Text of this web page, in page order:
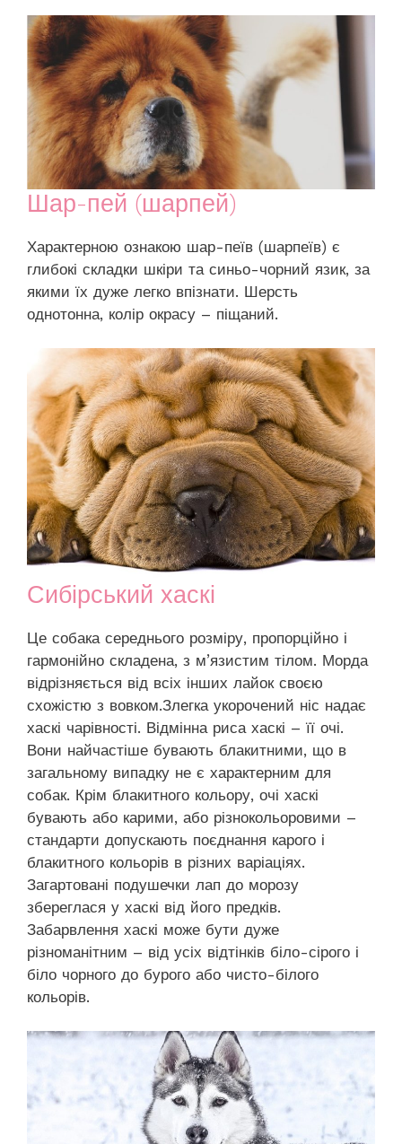
Шар-пей (шарпей)
Характерною ознакою шар-пеїв (шарпеїв) є
глибокі складки шкіри та синьо-чорний язик, за
якими їх дуже легко впізнати. Шерсть
однотонна, колір окрасу – піщаний.
Сибірський хаскі
Це собака середнього розміру, пропорційно і
гармонійно складена, з м’язистим тілом. Морда
відрізняється від всіх інших лайок своєю
схожістю з вовком.Злегка укорочений ніс надає
хаскі чарівності. Відмінна риса хаскі – її очі.
Вони найчастіше бувають блакитними, що в
загальному випадку не є характерним для
собак. Крім блакитного кольору, очі хаскі
бувають або карими, або різнокольоровими –
стандарти допускають поєднання карого і
блакитного кольорів в різних варіаціях.
Загартовані подушечки лап до морозу
збереглася у хаскі від його предків.
Забарвлення хаскі може бути дуже
різноманітним – від усіх відтінків біло-сірого і
біло чорного до бурого або чисто-білого
кольорів.